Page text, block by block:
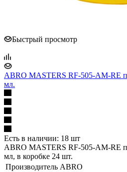
Быстрый просмотр
ABRO MASTERS RF-505-AM-RE
мл.
Есть в наличии: 18 шт
ABRO MASTERS RF-505-AM-RE
мл, в коробке 24 шт.
Производитель ABRO